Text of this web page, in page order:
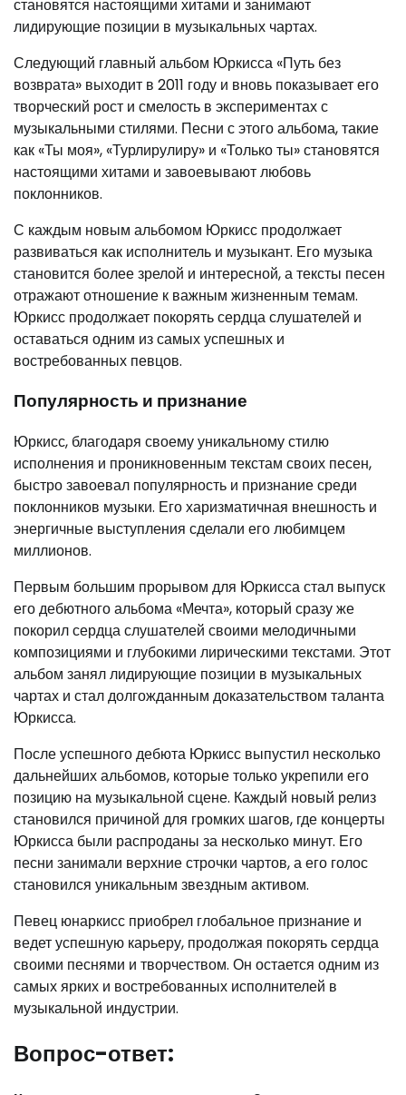
становятся настоящими хитами и занимают
лидирующие позиции в музыкальных чартах.
Следующий главный альбом Юркисса «Путь без
возврата» выходит в 2011 году и вновь показывает его
творческий рост и смелость в экспериментах с
музыкальными стилями. Песни с этого альбома, такие
как «Ты моя», «Турлирулиру» и «Только ты» становятся
настоящими хитами и завоевывают любовь
поклонников.
С каждым новым альбомом Юркисс продолжает
развиваться как исполнитель и музыкант. Его музыка
становится более зрелой и интересной, а тексты песен
отражают отношение к важным жизненным темам.
Юркисс продолжает покорять сердца слушателей и
оставаться одним из самых успешных и
востребованных певцов.
Популярность и признание
Юркисс, благодаря своему уникальному стилю
исполнения и проникновенным текстам своих песен,
быстро завоевал популярность и признание среди
поклонников музыки. Его харизматичная внешность и
энергичные выступления сделали его любимцем
миллионов.
Первым большим прорывом для Юркисса стал выпуск
его дебютного альбома «Мечта», который сразу же
покорил сердца слушателей своими мелодичными
композициями и глубокими лирическими текстами. Этот
альбом занял лидирующие позиции в музыкальных
чартах и стал долгожданным доказательством таланта
Юркисса.
После успешного дебюта Юркисс выпустил несколько
дальнейших альбомов, которые только укрепили его
позицию на музыкальной сцене. Каждый новый релиз
становился причиной для громких шагов, где концерты
Юркисса были распроданы за несколько минут. Его
песни занимали верхние строчки чартов, а его голос
становился уникальным звездным активом.
Певец юнаркисс приобрел глобальное признание и
ведет успешную карьеру, продолжая покорять сердца
своими песнями и творчеством. Он остается одним из
самых ярких и востребованных исполнителей в
музыкальной индустрии.
Вопрос-ответ: